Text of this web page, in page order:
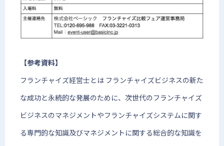
【参考資料】
フランチャイズ経営士とは フランチャイズビジネスの新た
な成功と永続的な発展のために、次世代のフランチャイズ
ビジネスのマネジメントやフランチャイズシステムに関す
る専門的な知識及びマネジメントに関する総合的な知識を